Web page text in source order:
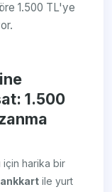
1.500 TL'ye
1.500
için harika bir
ile yurt